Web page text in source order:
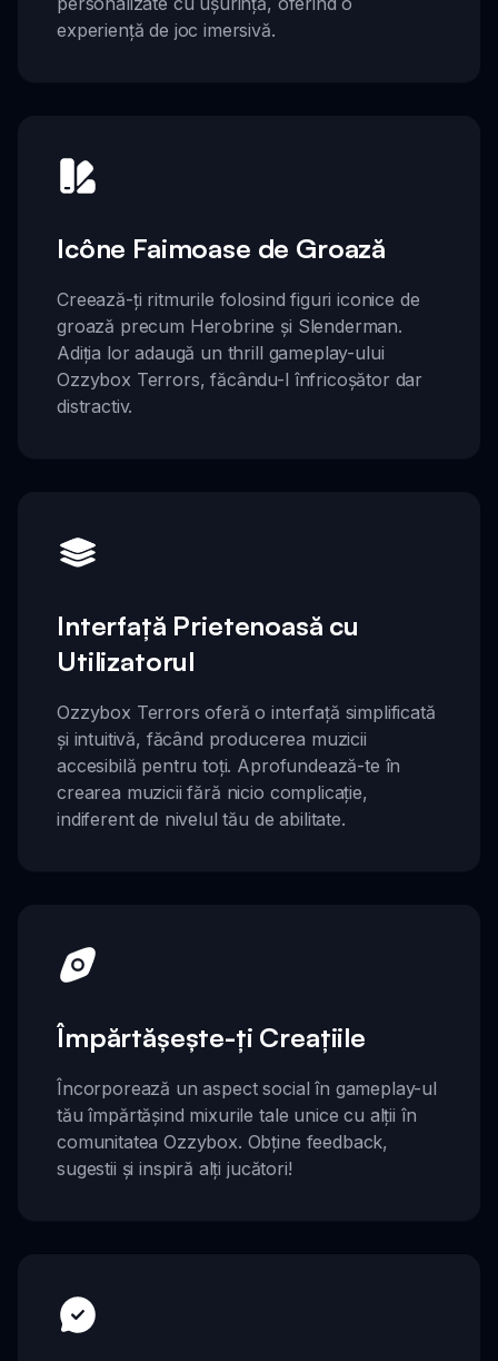
experiență de joc imersivă.
Icône Faimoase de Groază
Creează-ți ritmurile folosind figuri iconice de
groază precum Herobrine și Slenderman.
Adiția lor adaugă un thrill gameplay-ului
Ozzybox Terrors, făcându-l înfricoșător dar
distractiv.
Interfață Prietenoasă cu
Utilizatorul
Ozzybox Terrors oferă o interfață simplificată
și intuitivă, făcând producerea muzicii
accesibilă pentru toți. Aprofundează-te în
crearea muzicii fără nicio complicație,
indiferent de nivelul tău de abilitate.
Împărtășește-ți Creațiile
Încorporează un aspect social în gameplay-ul
tău împărtășind mixurile tale unice cu alții în
comunitatea Ozzybox. Obține feedback,
sugestii și inspiră alți jucători!